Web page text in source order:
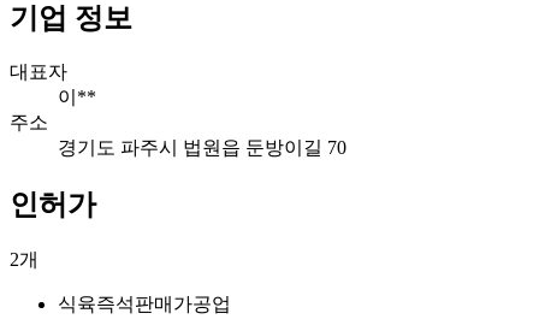
기업 정보
대표자
이**
주소
경기도 파주시 법원읍 둔방이길 70
인허가
2개
식육즉석판매가공업